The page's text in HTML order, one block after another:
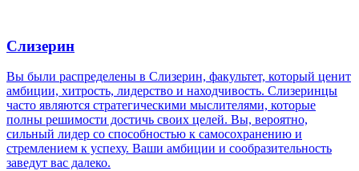
Слизерин
Вы были распределены в Слизерин, факультет, который ценит
амбиции, хитрость, лидерство и находчивость. Слизеринцы
часто являются стратегическими мыслителями, которые
полны решимости достичь своих целей. Вы, вероятно,
сильный лидер со способностью к самосохранению и
стремлением к успеху. Ваши амбиции и сообразительность
заведут вас далеко.